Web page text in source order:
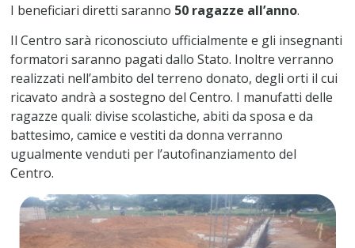
I beneficiari diretti saranno 50 ragazze all’anno.
Il Centro sarà riconosciuto ufficialmente e gli insegnanti
formatori saranno pagati dallo Stato. Inoltre verranno
realizzati nell’ambito del terreno donato, degli orti il cui
ricavato andrà a sostegno del Centro. I manufatti delle
ragazze quali: divise scolastiche, abiti da sposa e da
battesimo, camice e vestiti da donna verranno
ugualmente venduti per l’autofinanziamento del
Centro.